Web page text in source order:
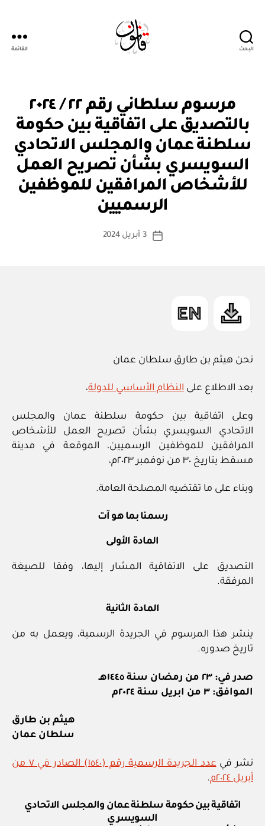
البحث القائمة
التصنيفات
س
م
س
مرسوم سلطاني رقم ٢٢ / ٢٠٢٤
بالتصديق على اتفاقية بين حكومة
سلطنة عمان والمجلس الاتحادي
السويسري بشأن تصريح العمل
للأشخاص المرافقين للموظفين
الرسميين
كاتب
بو
ا
س
ة
تاريخ
3 أبريل 2024
نحن هيثم بن طارق سلطان عمان
بعد الاطلاع على النظام الأساسي للدولة،
وعلى اتفاقية بين حكومة سلطنة عمان والمجلس
الاتحادي السويسري بشأن تصريح العمل للأشخاص
المرافقين للموظفين الرسميين، الموقعة في مدينة
مسقط بتاريخ ٣٠ من نوفمبر ٢٠٢٣م،
وبناء على ما تقتضيه المصلحة العامة.
رسمنا بما هو آت
المادة الأولى
التصديق على الاتفاقية المشار إليها، وفقا للصيغة
المرفقة.
المادة الثانية
ينشر هذا المرسوم في الجريدة الرسمية، ويعمل به من
تاريخ صدوره.
صدر في: ٢٣ من رمضان سنة ١٤٤٥هـ
الموافق: ٣ من ابريل سنة ٢٠٢٤م
هيثم بن طارق
سلطان عمان
نشر في
عدد الجريدة الرسمية رقم (١٥٤٠) الصادر في ٧ من
أبريل ٢٠٢٤م
.
اتفاقية بين حكومة سلطنة عمان والمجلس الاتحادي
السويسري